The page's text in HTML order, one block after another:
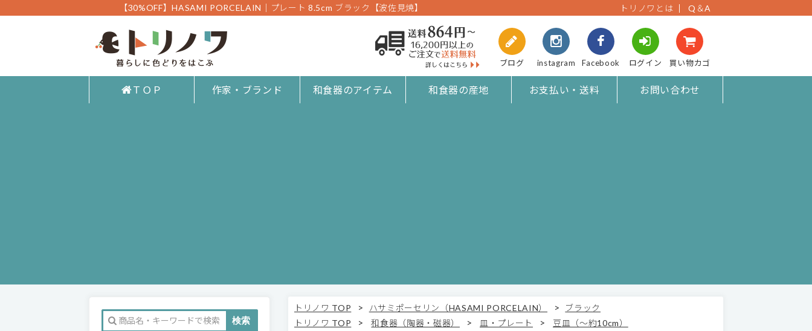
【30%OFF】HASAMI PORCELAIN｜プレート 8.5cm ブラック【波佐見焼】 トリノワとは Q＆A
ブログ instagram Facebook ログイン 買い物カゴ
ＴＯＰ 作家・ブランド 和食器のアイテム 和食器の産地 お支払い・送料 お問い合わせ
トリノワ TOP > ハサミポーセリン（HASAMI PORCELAIN） >
ブラック
トリノワ TOP
> 和食器（陶器・磁器） > 皿・プレート >
豆皿（～約10cm）